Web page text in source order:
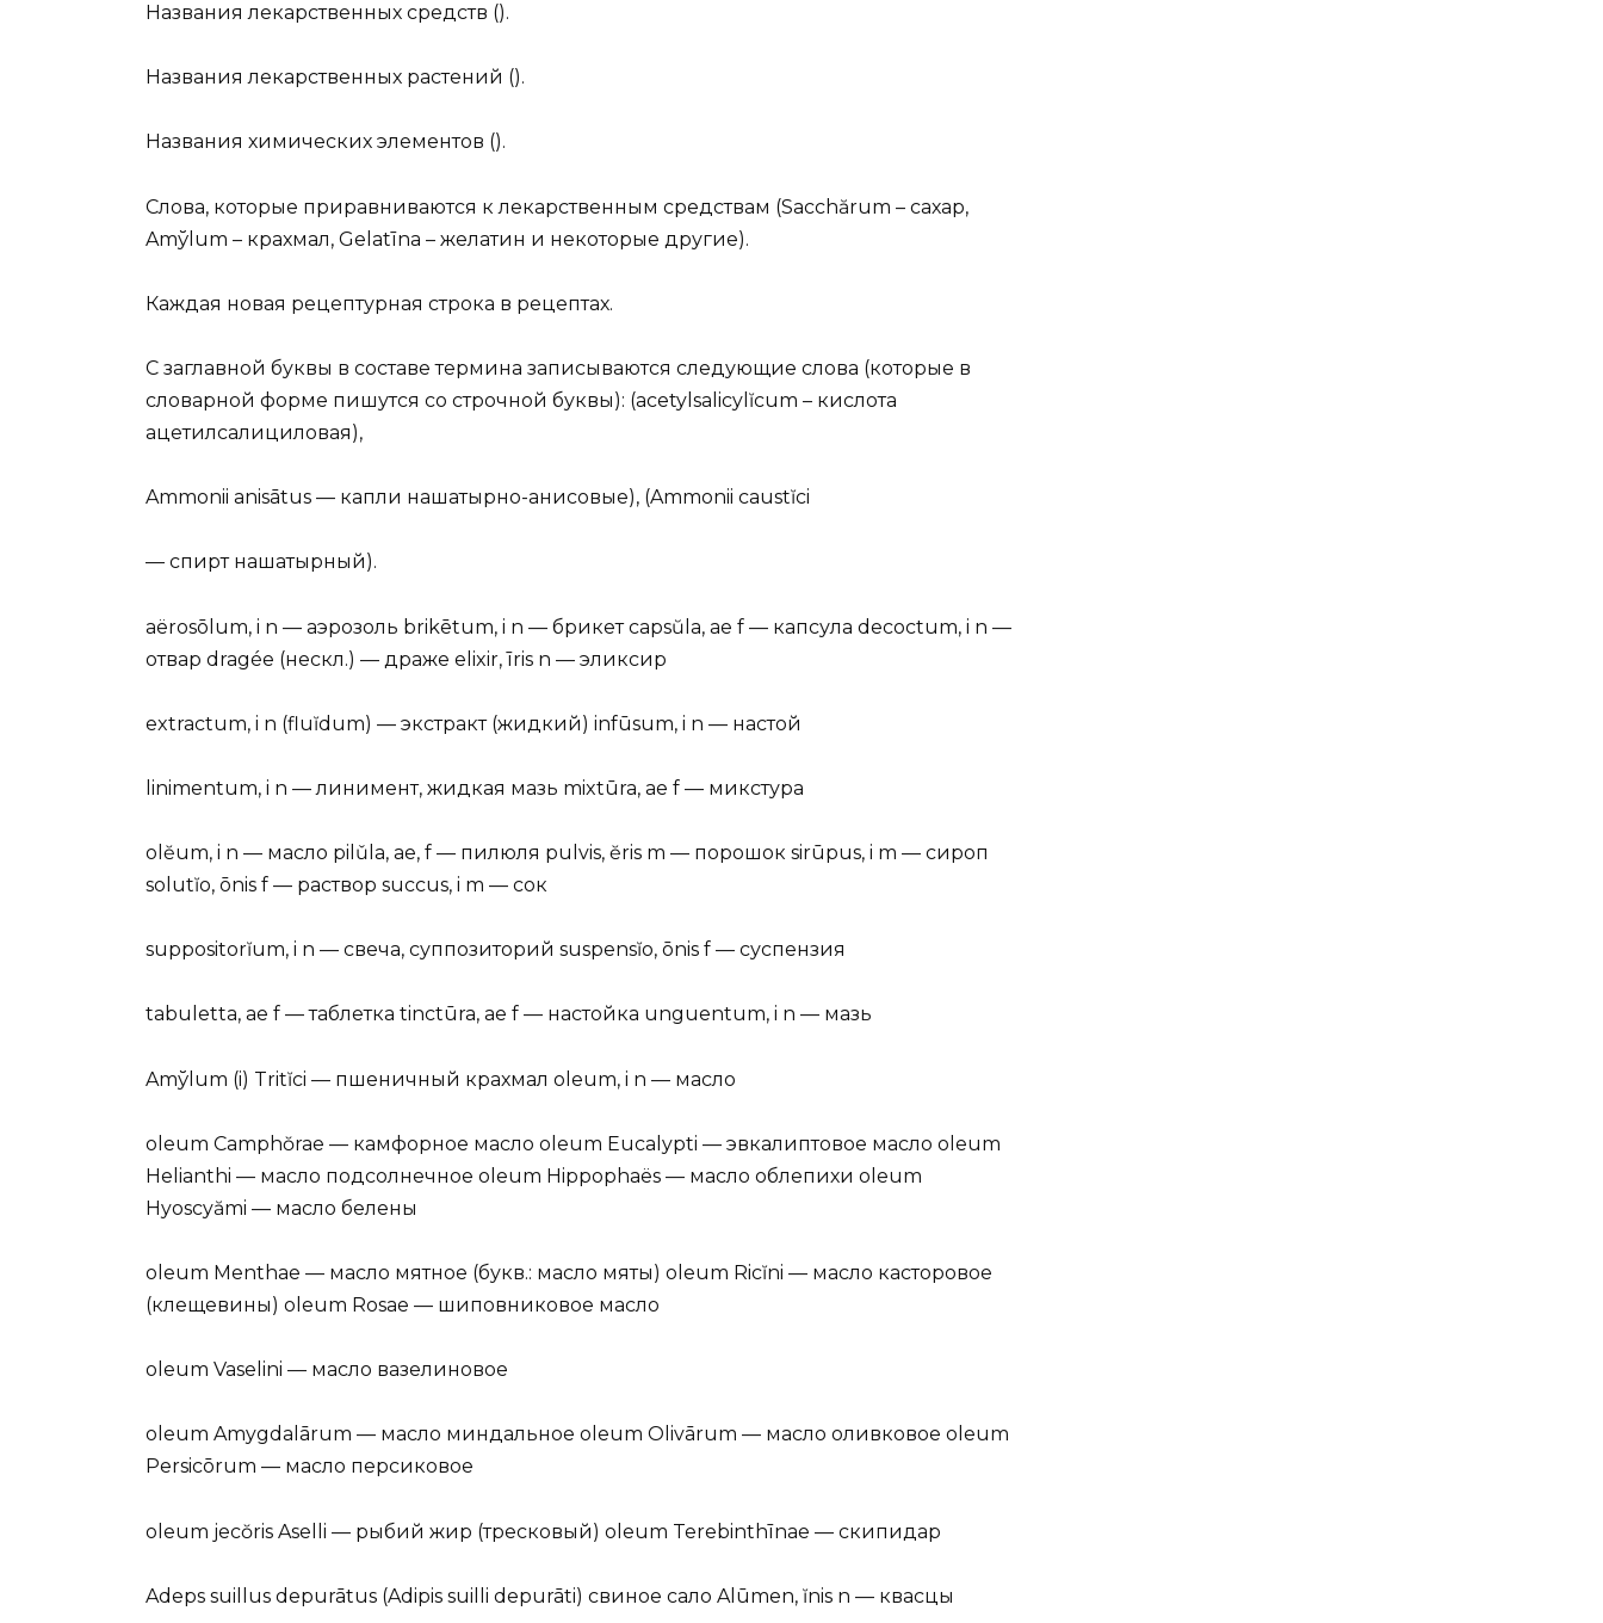
Названия лекарственных средств ().
Названия лекарственных растений ().
Названия химических элементов ().
Слова, которые приравниваются к лекарственным средствам (Saсchărum – сахар,
Amўlum – крахмал, Gelatīna – желатин и некоторые другие).
Каждая новая рецептурная строка в рецептах.
С заглавной буквы в составе термина записываются следующие слова (которые в
словарной форме пишутся со строчной буквы): (acetylsalicylĭcum – кислота
ацетилсалициловая),
Ammonii anisātus — капли нашатырно-анисовые), (Ammonii caustĭci
— спирт нашатырный).
aёrosōlum, i n — аэрозоль brikētum, i n — брикет capsŭla, ae f — капсула decoctum, i n —
отвар dragée (нескл.) — драже elixir, īris n — эликсир
extractum, i n (fluĭdum) — экстракт (жидкий) infūsum, i n — настой
linimentum, i n — линимент, жидкая мазь mixtūra, ae f — микстура
olĕum, i n — масло pilǔla, ae, f — пилюля pulvis, ĕris m — порошок sirūpus, i m — сироп
solutĭo, ōnis f — раствор succus, i m — сок
suppositorĭum, i n — свеча, суппозиторий suspensĭo, ōnis f — суспензия
tabuletta, ae f — таблетка tinctūra, ae f — настойка unguentum, i n — мазь
Amўlum (i) Tritĭci — пшеничный крахмал oleum, i n — масло
oleum Camphŏrae — камфорное масло oleum Eucalypti — эвкалиптовое масло oleum
Helianthi — масло подсолнечное oleum Hippophaës — масло облепихи oleum
Hyoscyămi — масло белены
oleum Menthae — масло мятное (букв.: масло мяты) oleum Ricĭni — масло касторовое
(клещевины) oleum Rosae — шиповниковое масло
oleum Vaselini — масло вазелиновое
oleum Amygdalārum — масло миндальное oleum Olivārum — масло оливковое oleum
Persicōrum — масло персиковое
oleum jecŏris Aselli — рыбий жир (тресковый) oleum Terebinthīnae — скипидар
Adeps suillus depurātus (Adipis suilli depurāti) свиное сало Alūmen, ĭnis n — квасцы